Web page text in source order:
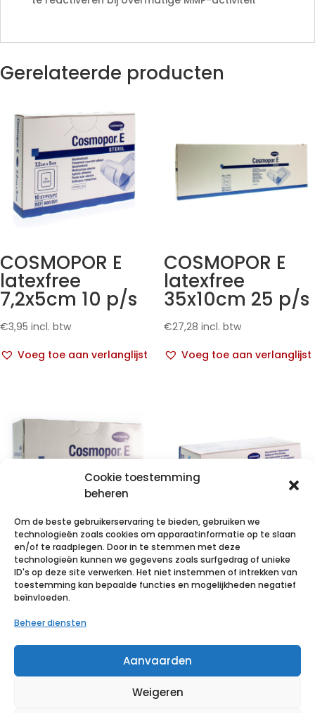
Cookie toestemming
beheren
Om de beste gebruikerservaring te bieden, gebruiken we
technologieën zoals cookies om apparaatinformatie op te slaan
en/of te raadplegen. Door in te stemmen met deze
technologieën kunnen we gegevens zoals surfgedrag of unieke
ID's op deze site verwerken. Het niet instemmen of intrekken van
toestemming kan bepaalde functies en mogelijkheden negatief
beïnvloeden.
Beheer diensten
Aanvaarden
Weigeren
Gerelateerde producten
COSMOPOR E
latexfree
7,2x5cm 10 p/s
€3,95 incl. btw
Voeg toe aan verlanglijst
COSMOPOR E
latexfree
35x10cm 25 p/s
€27,28 incl. btw
Voeg toe aan verlanglijst
COSMOPOR E
latexfree
10x8cm 25 p/s
Voeg toe aan verlanglijst
Hydrofilm roll
10cm x 2m 1 p/s
Voeg toe aan verlanglijst